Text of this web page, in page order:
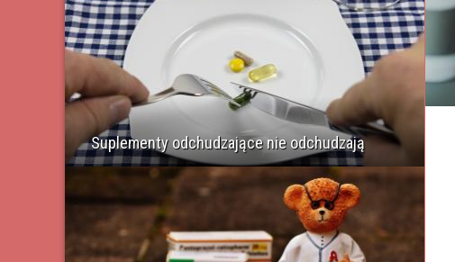
Suplementy odchudzające nie odchudzają